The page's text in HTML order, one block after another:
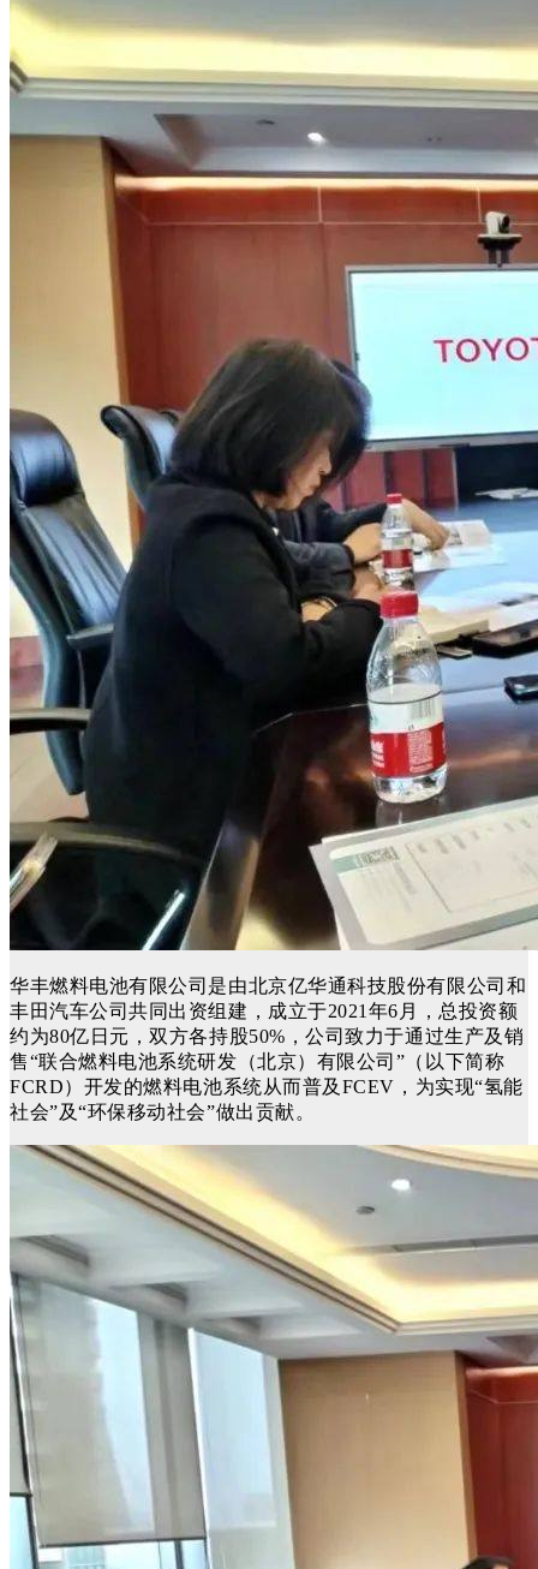
华丰燃料电池有限公司是由北京亿华通科技股份有限公司和
丰田汽车公司共同出资组建，成立于2021年6月，总投资额
约为80亿日元，双方各持股50%，公司致力于通过生产及销
售“联合燃料电池系统研发（北京）有限公司”（以下简称
FCRD）开发的燃料电池系统从而普及FCEV，为实现“氢能
社会”及“环保移动社会”做出贡献。